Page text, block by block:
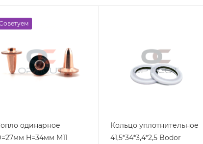
одинарное
D=27мм H=34мм M11
Кольцо уплотнительное
41,5*34*3,4*2,5 Bodor